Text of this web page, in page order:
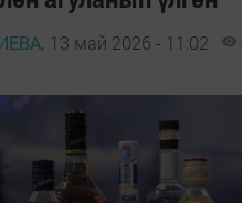
13 май 2026 - 11:02